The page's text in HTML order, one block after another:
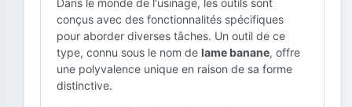
Dans le monde de l'usinage, les outils sont
conçus avec des fonctionnalités spécifiques
pour aborder diverses tâches. Un outil de ce
type, connu sous le nom de lame banane, offre
une polyvalence unique en raison de sa forme
distinctive.